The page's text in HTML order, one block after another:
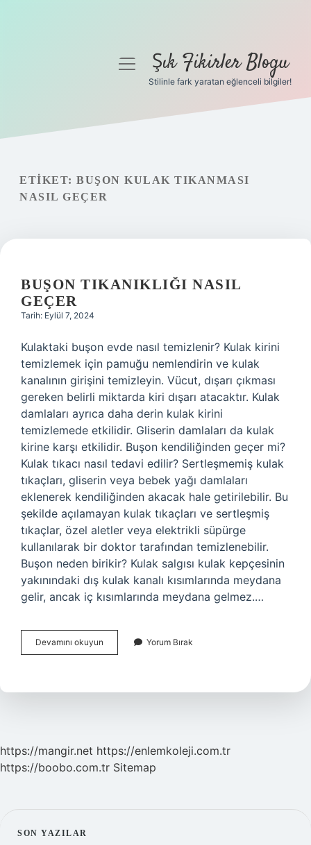
Gizlilik Politikası
Hakkımızda
menüyüŞık Fikirler Blogu
Stilinle fark yaratan eğlenceli bilgiler!
ETIKET: BUŞON KULAK TIKANMASI
NASIL GEÇER
BUŞON TIKANIKLIĞI NASIL
GEÇER
Tarih: Eylül 7, 2024
Kulaktaki buşon evde nasıl temizlenir? Kulak kirini
temizlemek için pamuğu nemlendirin ve kulak
kanalının girişini temizleyin. Vücut, dışarı çıkması
gereken belirli miktarda kiri dışarı atacaktır. Kulak
damlaları ayrıca daha derin kulak kirini
temizlemede etkilidir. Gliserin damlaları da kulak
kirine karşı etkilidir. Buşon kendiliğinden geçer mi?
Kulak tıkacı nasıl tedavi edilir? Sertleşmemiş kulak
tıkaçları, gliserin veya bebek yağı damlaları
eklenerek kendiliğinden akacak hale getirilebilir. Bu
şekilde açılamayan kulak tıkaçları ve sertleşmiş
tıkaçlar, özel aletler veya elektrikli süpürge
kullanılarak bir doktor tarafından temizlenebilir.
Buşon neden birikir? Kulak salgısı kulak kepçesinin
yakınındaki dış kulak kanalı kısımlarında meydana
gelir, ancak iç kısımlarında meydana gelmez.…
Devamını okuyun
Tıkanıklığı
Yorum Bırak
https://mangir.net https://enlemkoleji.com.tr
https://boobo.com.tr Sitemap
SON YAZILAR